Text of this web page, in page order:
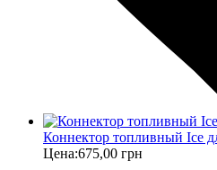
Коннектор топливный Ice
Цена:675,00 грн